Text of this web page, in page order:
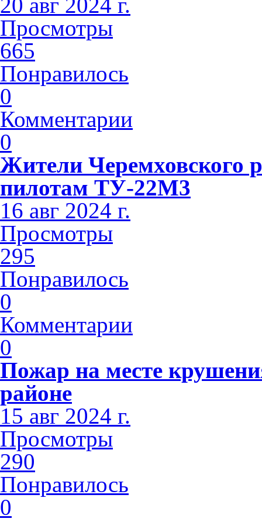
Просмотры
665
Понравилось
0
Комментарии
0
Жители Черемховского
пилотам ТУ-22М3
16 авг 2024 г.
Просмотры
295
Понравилось
0
Комментарии
0
Пожар на месте
районе
15 авг 2024 г.
Просмотры
290
Понравилось
0